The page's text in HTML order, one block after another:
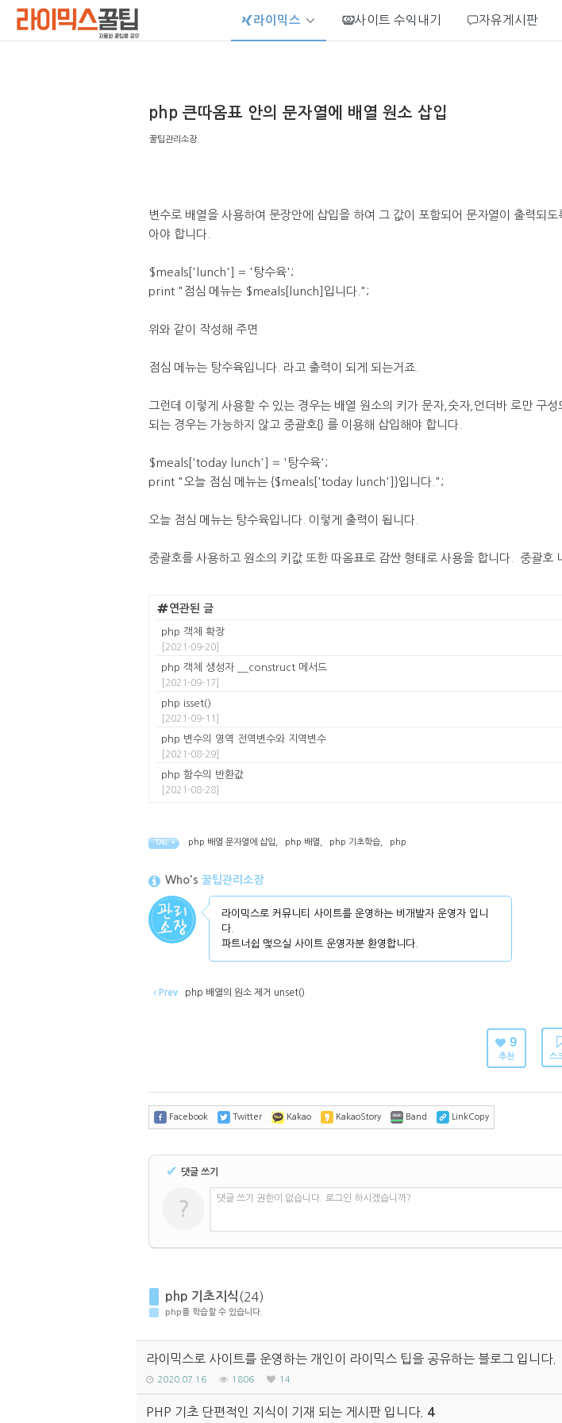
라이믹스 사이트 수익내기 자유게시판
php 큰따옴표 안의 문자열에 배열 원소 삽입
꿀팁관리소장
변수로 배열을 사용하여 문장안에 삽입을 하여 그 값이 포함되어 문자열이 출력되
아야 합니다.
$meals['lunch'] = '탕수육';
print "점심 메뉴는 $meals[lunch]입니다.";
위와 같이 작성해 주면
점심 메뉴는 탕수육입니다. 라고 출력이 되게 되는거죠.
그런데 이렇게 사용할 수 있는 경우는 배열 원소의 키가 문자,숫자,언더바 로만 구
되는 경우는 가능하지 않고 중괄호{} 를 이용해 삽입해야 합니다.
$meals['today lunch'] = '탕수육';
print "오늘 점심 메뉴는 {$meals['today lunch']}입니다.";
오늘 점심 메뉴는 탕수육입니다. 이렇게 출력이 됩니다.
중괄호를 사용하고 원소의 키값 또한 따옴표로 감싼 형태로 사용을 합니다. 중괄호
연관된 글
php 객체 확장
[2021-09-20]
php 객체 생성자 __construct 메서드
[2021-09-17]
php isset()
[2021-09-11]
php 변수의 영역 전역변수와 지역변수
[2021-08-29]
php 함수의 반환값
[2021-08-28]
TAG • php 배열 문자열에 삽입 php 배열 php 기초학습 php
Who's 꿀팁관리소장
라이믹스로 커뮤니티 사이트를 운영하는 비개발자 운영자 입니
다.
파트너쉽 맺으실 사이트 운영자분 환영합니다.
Prev php 배열의 원소 제거 unset()
9
추천 스
Facebook Twitter Kakao KakaoStory Band LinkCopy
✔ 댓글 쓰기
? 댓글 쓰기 권한이 없습니다. 로그인 하시겠습니까?
php 기초지식 (24)
php를 학습할 수 있습니다.
라이믹스로 사이트를 운영하는 개인이 라이믹스 팁을 공유하는 블로그 입니다.
2020.07.16 1806 14
PHP 기초 단편적인 지식이 기재 되는 게시판 입니다. 4
Sketchbook5, 스케치북5